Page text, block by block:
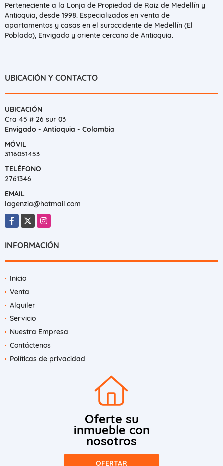
Perteneciente a la Lonja de Propiedad de Raiz de Medellín y
Antioquia, desde 1998. Especializados en venta de
apartamentos y casas en el suroccidente de Medellín (El
Poblado), Envigado y oriente cercano de Antioquia.
UBICACIÓN Y CONTACTO
UBICACIÓN
Cra 45 # 26 sur 03
Envigado - Antioquia - Colombia
MÓVIL
3116051453
TELÉFONO
2761346
EMAIL
lagenzia@hotmail.com
Facebook
X Instagram
INFORMACIÓN
Inicio
Venta
Alquiler
Servicio
Nuestra Empresa
Contáctenos
Políticas de privacidad
Oferte su
inmueble con
nosotros
OFERTAR